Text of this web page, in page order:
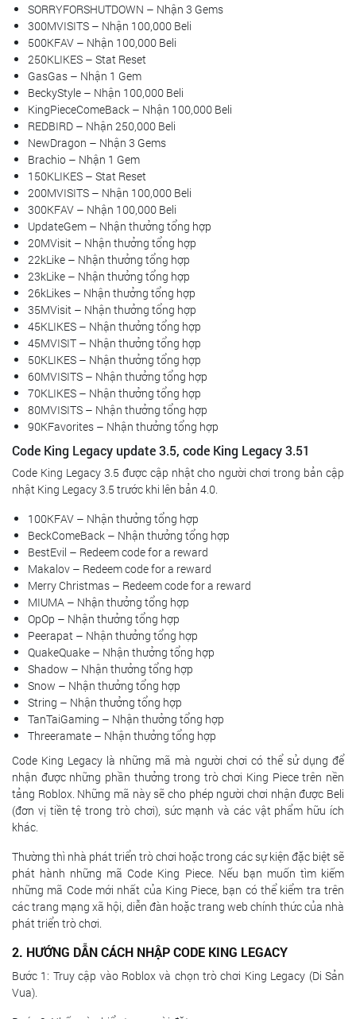
SORRYFORSHUTDOWN – Nhận 3 Gems
300MVISITS – Nhận 100,000 Beli
500KFAV – Nhận 100,000 Beli
250KLIKES – Stat Reset
GasGas – Nhận 1 Gem
BeckyStyle – Nhận 100,000 Beli
KingPieceComeBack – Nhận 100,000 Beli
REDBIRD – Nhận 250,000 Beli
NewDragon – Nhận 3 Gems
Brachio – Nhận 1 Gem
150KLIKES – Stat Reset
200MVISITS – Nhận 100,000 Beli
300KFAV – Nhận 100,000 Beli
UpdateGem – Nhận thưởng tổng hợp
20MVisit – Nhận thưởng tổng hợp
22kLike – Nhận thưởng tổng hợp
23kLike – Nhận thưởng tổng hợp
26kLikes – Nhận thưởng tổng hợp
35MVisit – Nhận thưởng tổng hợp
45KLIKES – Nhận thưởng tổng hợp
45MVISIT – Nhận thưởng tổng hợp
50KLIKES – Nhận thưởng tổng hợp
60MVISITS – Nhận thưởng tổng hợp
70KLIKES – Nhận thưởng tổng hợp
80MVISITS – Nhận thưởng tổng hợp
90KFavorites – Nhận thưởng tổng hợp
Code King Legacy update 3.5, code King Legacy 3.51
Code King Legacy 3.5 được cập nhật cho người chơi trong bản cập
nhật King Legacy 3.5 trước khi lên bản 4.0.
100KFAV – Nhận thưởng tổng hợp
BeckComeBack – Nhận thưởng tổng hợp
BestEvil – Redeem code for a reward
Makalov – Redeem code for a reward
Merry Christmas – Redeem code for a reward
MIUMA – Nhận thưởng tổng hợp
OpOp – Nhận thưởng tổng hợp
Peerapat – Nhận thưởng tổng hợp
QuakeQuake – Nhận thưởng tổng hợp
Shadow – Nhận thưởng tổng hợp
Snow – Nhận thưởng tổng hợp
String – Nhận thưởng tổng hợp
TanTaiGaming – Nhận thưởng tổng hợp
Threeramate – Nhận thưởng tổng hợp
Code King Legacy là những mã mà người chơi có thể sử dụng để
nhận được những phần thưởng trong trò chơi King Piece trên nền
tảng Roblox. Những mã này sẽ cho phép người chơi nhận được Beli
(đơn vị tiền tệ trong trò chơi), sức mạnh và các vật phẩm hữu ích
khác.
Thường thì nhà phát triển trò chơi hoặc trong các sự kiện đặc biệt sẽ
phát hành những mã Code King Piece. Nếu bạn muốn tìm kiếm
những mã Code mới nhất của King Piece, bạn có thể kiểm tra trên
các trang mạng xã hội, diễn đàn hoặc trang web chính thức của nhà
phát triển trò chơi.
2. HƯỚNG DẪN CÁCH NHẬP CODE KING LEGACY
Bước 1: Truy cập vào Roblox và chọn trò chơi King Legacy (Di Sản
Vua).